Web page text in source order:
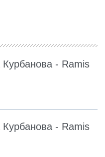
- Ramis
- Ramis